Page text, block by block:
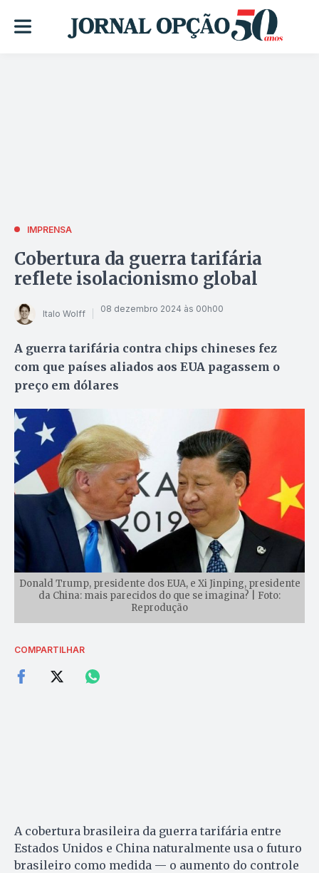
IMPRENSA
Cobertura da guerra tarifária
reflete isolacionismo global
Italo Wolff 08 dezembro 2024 às 00h00
A guerra tarifária contra chips chineses fez
com que países aliados aos EUA pagassem o
preço em dólares
Donald Trump, presidente dos EUA, e Xi Jinping, presidente
da China: mais parecidos do que se imagina? | Foto:
Reprodução
COMPARTILHAR
A cobertura brasileira da guerra tarifária entre
Estados Unidos e China naturalmente usa o futuro
brasileiro como medida — o aumento do controle